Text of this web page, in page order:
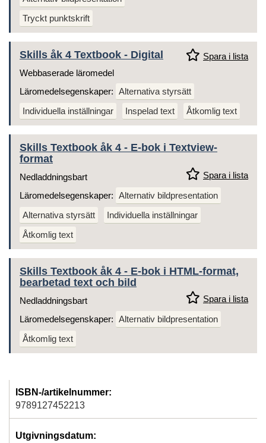
Tryckt punktskrift
Skills åk 4 Textbook - Digital
Spara i lista
Webbaserade läromedel
Läromedelsegenskaper: Alternativa styrsätt
Individuella inställningar
Inspelad text Åtkomlig text
Skills Textbook åk 4 - E-bok i Textview-
format
Spara i lista
Nedladdningsbart
Läromedelsegenskaper: Alternativ bildpresentation
Alternativa styrsätt
Individuella inställningar
Åtkomlig text
Skills Textbook åk 4 - E-bok i HTML-format,
bearbetad text och bild
Spara i lista
Nedladdningsbart
Läromedelsegenskaper: Alternativ bildpresentation
Åtkomlig text
ISBN-/artikelnummer:
9789127452213
Utgivningsdatum: